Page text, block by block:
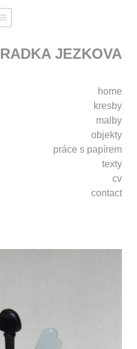
RADKA JEZKOVA
home
kresby
malby
objekty
práce s papírem
texty
cv
contact